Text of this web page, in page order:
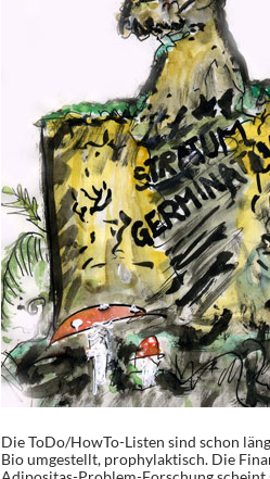
Die ToDo/HowTo-Listen sind schon
Bio umgestellt, prophylaktisch. Die